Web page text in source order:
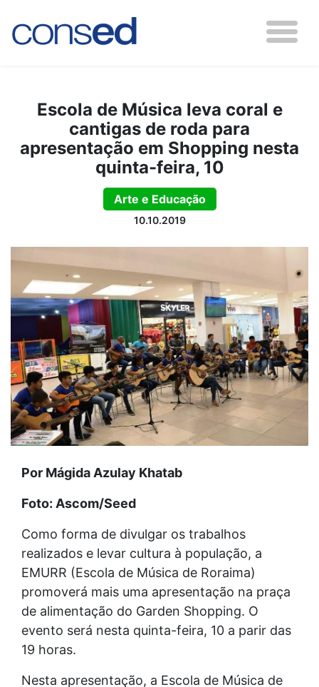
Escola de Música leva coral e
cantigas de roda para
apresentação em Shopping nesta
quinta-feira, 10
Arte e Educação
10.10.2019
Por Mágida Azulay Khatab
Foto: Ascom/Seed
Como forma de divulgar os trabalhos
realizados e levar cultura à população, a
EMURR (Escola de Música de Roraima)
promoverá mais uma apresentação na praça
de alimentação do Garden Shopping. O
evento será nesta quinta-feira, 10 a parir das
19 horas.
Nesta apresentação, a Escola de Música de